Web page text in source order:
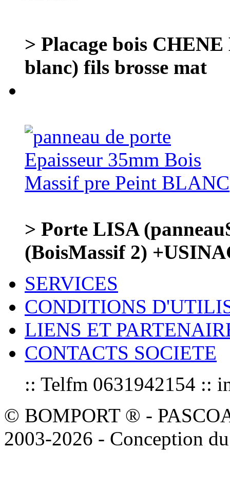
> Placage bois
blanc) fils brosse mat
> Porte LISA
(BoisMassif 2)
SERVICES
CONDITIONS
LIENS ET
CONTACTS SOCIETE
:: Telfm 0631942154 ::
© BOMPORT ® -
2003-2026 - Conception